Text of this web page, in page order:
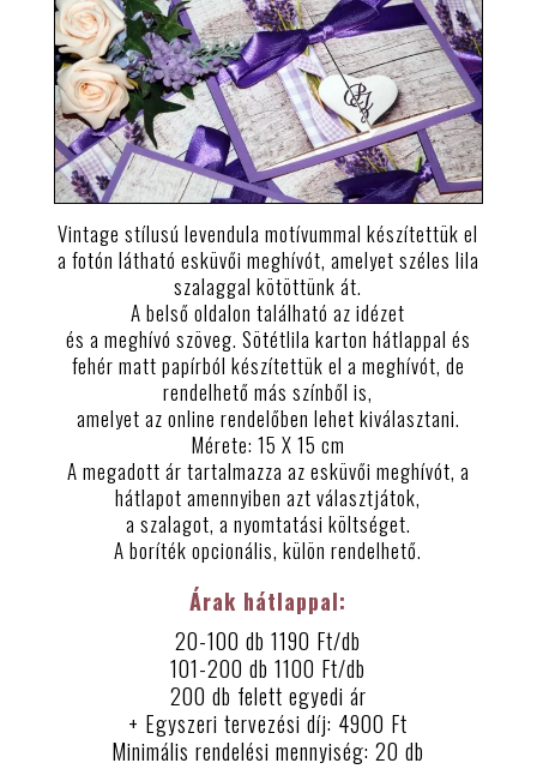
Vintage stílusú levendula motívummal készítettük el
a fotón látható esküvői meghívót, amelyet széles lila
szalaggal kötöttünk át.
A belső oldalon található az idézet
és a meghívó szöveg. Sötétlila karton hátlappal és
fehér matt papírból készítettük el a meghívót, de
rendelhető más színből is,
amelyet az online rendelőben lehet kiválasztani.
Mérete: 15 X 15 cm
A megadott ár tartalmazza az esküvői meghívót, a
hátlapot amennyiben azt választjátok,
a szalagot, a nyomtatási költséget.
A boríték opcionális, külön rendelhető.
Árak hátlappal:
20-100 db 1190 Ft/db
101-200 db 1100 Ft/db
200 db felett egyedi ár
+ Egyszeri tervezési díj: 4900 Ft
Minimális rendelési mennyiség: 20 db